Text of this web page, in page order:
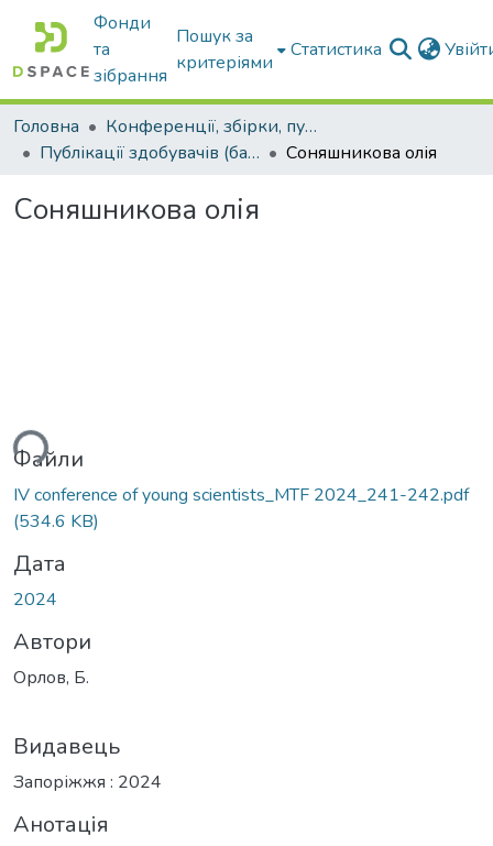
Фонди
та
зібрання
Пошук за
критеріями
Статистика
Головна
Конференції, збірки, публікації молодих вчених і здобувачів : магістрів, бакалаврів, аспірантів.
Публікації здобувачів (бакалаврів. магістрів, аспірантів)
Соняшникова олія
Соняшникова олія
Файли
ІV conference of young scientists_MTF 2024_241-242.pdf
(534.6 KB)
Дата
2024
Автори
Орлов, Б.
Видавець
Запоріжжя : 2024
Анотація